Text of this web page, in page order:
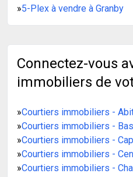
»5-Plex à vendre à Granby
Connectez-vous
immobiliers de
»Courtiers immobiliers -
»Courtiers immobiliers -
»Courtiers immobiliers -
»Courtiers immobiliers -
»Courtiers immobiliers -